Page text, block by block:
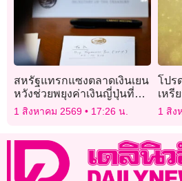
สหรัฐแทรกแซงตลาดเงินเยน
หวังช่วยพยุงค่าเงินญี่ปุ่นที่
อ่อนหนัก
1 สิงหาคม 2569 17:26 น.
โปร
เหรี
รกิติ
1 สิง